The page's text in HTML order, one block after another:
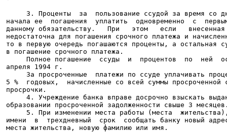
3. Проценты  за  пользование ссудой за время со
начала ее  погашения  уплатить  одновременно  с
данному обязательству.   При   этом   если
недостаточна для погашения срочного платежа и
то в первую очередь погашаются проценты, а остальная
в погашение срочного платежа.
Полное погашение  ссуды  и  процентов  по  ней
апреля 1994 г.
За просроченные  платежи по ссуде уплачивать
5 %  годовых,  начисленные со всей суммы просроченной
просрочки.
4. Учреждение банка вправе досрочно взыскать
образовании просроченной задолженности свыше 3
5. При изменении места работы (места
имени  в  трехдневный  срок  сообщать банку новый
места жительства, новую фамилию или имя.